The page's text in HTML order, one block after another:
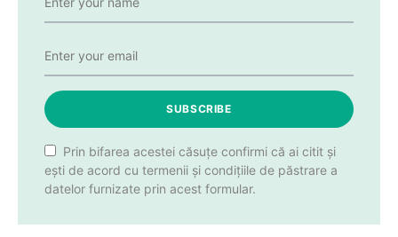
SUBSCRIBE
Prin bifarea acestei căsuțe confirmi că ai citit și
ești de acord cu termenii și condițiile de păstrare a
datelor furnizate prin acest formular.